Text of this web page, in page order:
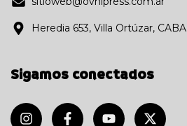
Heredia 653, Villa Ortúzar, CABA
Sigamos conectados